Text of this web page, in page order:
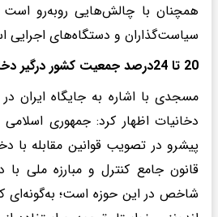
همچنان با چالش‌هایی روبه‌رو است
سیاست‌گذاران و دستگاه‌های اجرایی
20 تا 24درصد جمعیت کشور درگیر دخانیات هستند
مسجدی با اشاره به جایگاه ایران
دخانیات اظهار کرد: جمهوری
پیشرو در تصویب قوانین مقابله با
قانون جامع کنترل و مبارزه ملی با
شاخص در این حوزه است؛ به‌گونه‌ای